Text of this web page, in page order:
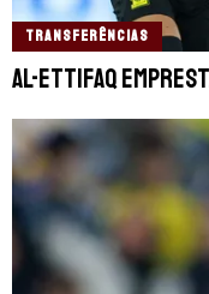
TRANSFERÊNCIAS
Al-Ettifaq